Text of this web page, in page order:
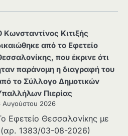
Κωνσταντίνος Κιτιξής
από το Εφετείο
που έκρινε ότι
παράνομη η διαγραφή του
το Σύλλογο Δημοτικών
Πιερίας
Αυγούστου 2026
Εφετείο Θεσσαλονίκης με
1383/03-08-2026)